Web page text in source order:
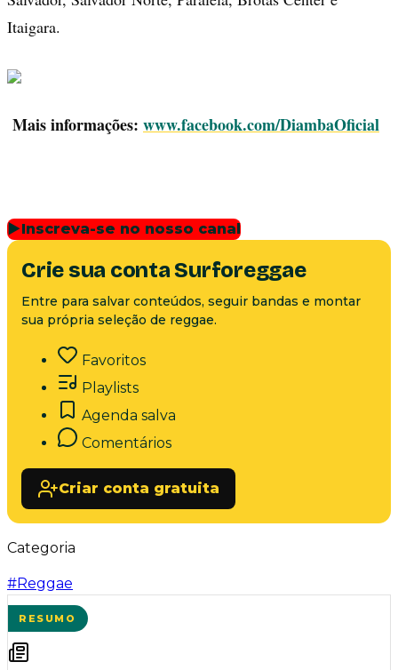
Itaigara.
Mais informações: www.facebook.com/DiambaOficial
▶Inscreva-se no nosso canal
Crie sua conta Surforeggae
Entre para salvar conteúdos, seguir bandas e montar
sua própria seleção de reggae.
Favoritos
Playlists
Agenda salva
Comentários
Criar conta gratuita
Categoria
#Reggae
RESUMO